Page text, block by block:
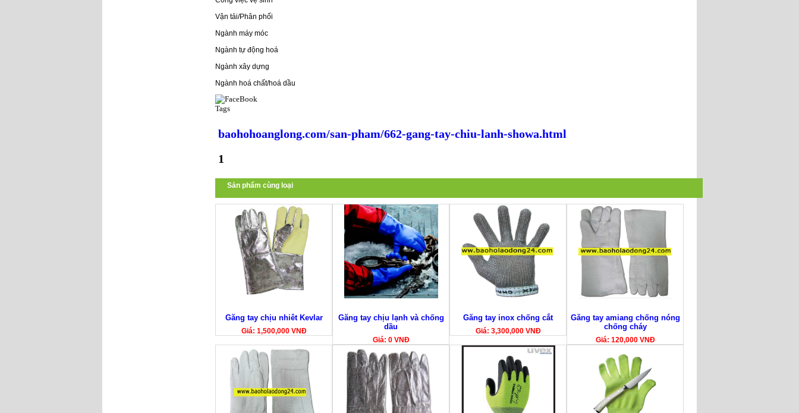
Vận tải/Phân phối
Ngành máy móc
Ngành tự động hoá
Ngành xây dựng
Ngành hoá chất/hoá dầu
Tags
baohohoanglong.com/san-pham/662-gang-tay-chiu-lanh-showa.html
1
Sản phẩm cùng loại
Găng tay chịu nhiêt Kevlar
Giá: 1,500,000 VNĐ
Găng tay chịu lạnh và chống
dầu
Giá: 0 VNĐ
Găng tay inox chống cắt
Giá: 3,300,000 VNĐ
Găng tay amiang chống nóng
chống cháy
Giá: 120,000 VNĐ